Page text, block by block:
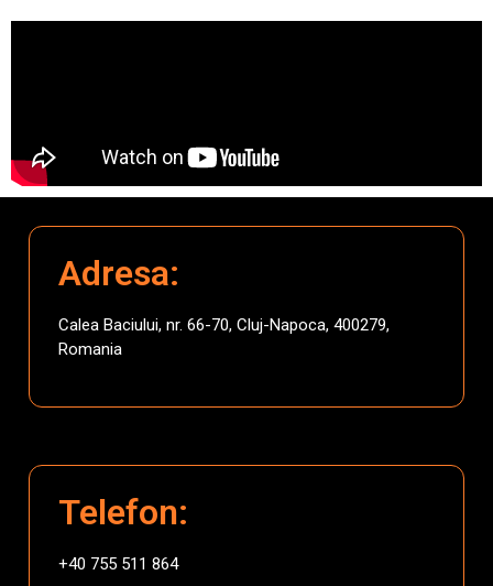
Adresa:
Calea Baciului, nr. 66-70, Cluj-Napoca, 400279,
Romania
Telefon:
+40 755 511 864